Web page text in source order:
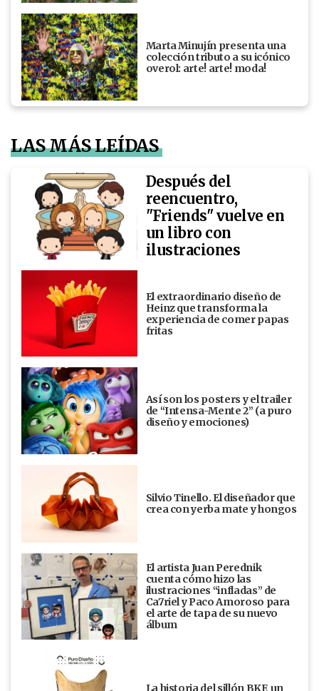
Marta Minujín presenta una
colección tributo a su icónico
overol: arte! arte! moda!
LAS MÁS LEÍDAS
Después del
reencuentro,
"Friends" vuelve en
un libro con
ilustraciones
El extraordinario diseño de
Heinz que transforma la
experiencia de comer papas
fritas
Así son los posters y el trailer
de “Intensa-Mente 2” (a puro
diseño y emociones)
Silvio Tinello. El diseñador que
crea con yerba mate y hongos
El artista Juan Perednik
cuenta cómo hizo las
ilustraciones “infladas” de
Ca7riel y Paco Amoroso para
el arte de tapa de su nuevo
álbum
La historia del sillón BKF, un